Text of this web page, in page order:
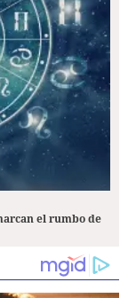
el rumbo de